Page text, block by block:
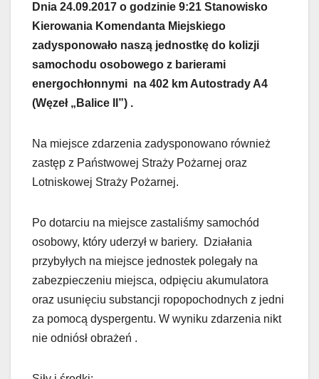
Dnia 24.09.2017 o godzinie 9:21 Stanowisko
Kierowania Komendanta Miejskiego
zadysponowało naszą jednostkę do kolizji
samochodu osobowego z barierami
energochłonnymi na 402 km Autostrady A4
(Węzeł „Balice II”) .
Na miejsce zdarzenia zadysponowano również
zastęp z Państwowej Straży Pożarnej oraz
Lotniskowej Straży Pożarnej.
Po dotarciu na miejsce zastaliśmy samochód
osobowy, który uderzył w bariery. Działania
przybyłych na miejsce jednostek polegały na
zabezpieczeniu miejsca, odpięciu akumulatora
oraz usunięciu substancji ropopochodnych z jedni
za pomocą dyspergentu. W wyniku zdarzenia nikt
nie odniósł obrażeń .